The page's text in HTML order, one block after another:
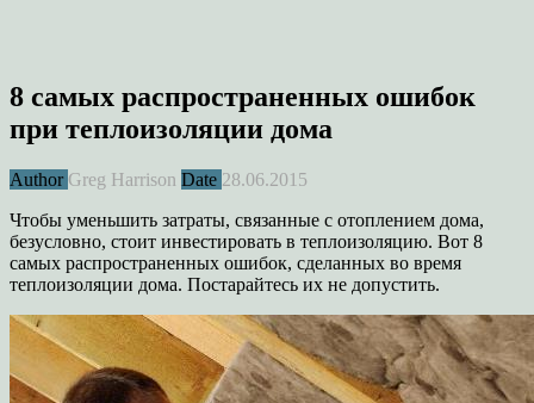
8 самых распространенных ошибок
при теплоизоляции дома
Author Greg Harrison Date 28.06.2015
Чтобы уменьшить затраты, связанные с отоплением дома,
безусловно, стоит инвестировать в теплоизоляцию. Вот 8
самых распространенных ошибок, сделанных во время
теплоизоляции дома. Постарайтесь их не допустить.